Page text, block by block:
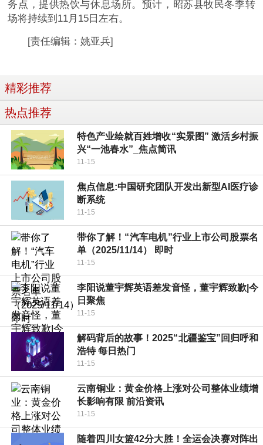
务点，提供热饮与休息场所。预计，昭苏县牧民冬季转
场将持续到11月15日左右。
[责任编辑：姚亚兵]
精彩推荐
热点推荐
特色产业绘就百姓增收“实景图” 激活乡村振
兴“一池春水”_焦点简讯
11-15
焦点信息:中国研究团队开发出新型AI医疗诊
断系统
11-15
带你了解！“汽车电机”行业上市公司股票名
单（2025/11/14） 即时
11-15
李阳说董宇辉英语差发音怪，董宇辉致歉|今
日聚焦
11-15
解码背后的故事！2025“北疆鉴宝”回归呼和
浩特 每日热门
11-15
云南铜业：黄金价格上涨对公司整体业绩增
长影响有限 前沿资讯
11-15
随着四川女篮42分大胜！全运会决赛对阵出